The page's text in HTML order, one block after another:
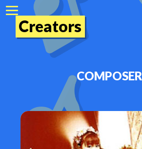
Creators
COMPOSER